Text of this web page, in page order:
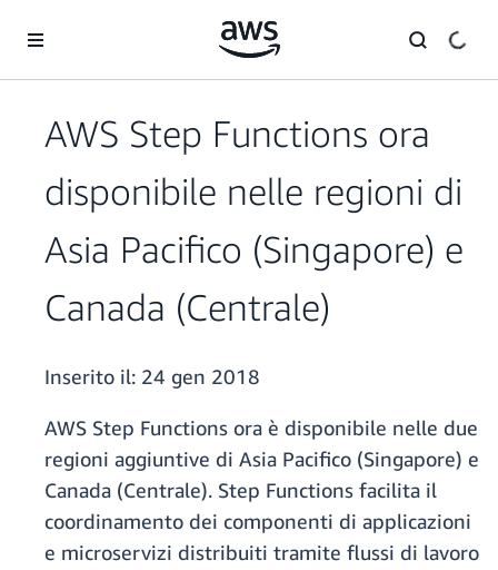
AWS Step Functions ora
disponibile nelle regioni di
Asia Pacifico (Singapore) e
Canada (Centrale)
Inserito il: 24 gen 2018
AWS Step Functions ora è disponibile nelle due
regioni aggiuntive di Asia Pacifico (Singapore) e
Canada (Centrale). Step Functions facilita il
coordinamento dei componenti di applicazioni
e microservizi distribuiti tramite flussi di lavoro